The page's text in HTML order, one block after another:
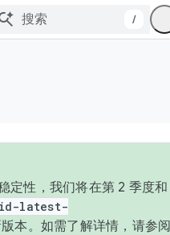
/
定性，我们将在第 2 季度和
latest-
本。如需了解详情，请参阅